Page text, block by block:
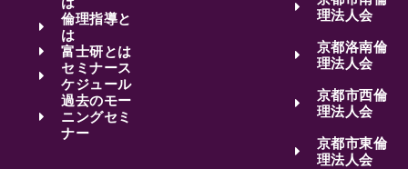
倫理指導と
は
富士研とは
セミナース
ケジュール
過去のモー
ニングセミ
ナー
理法人会
京都洛南倫
理法人会
京都市西倫
理法人会
京都市東倫
理法人会